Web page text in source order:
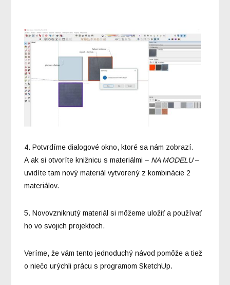
4. Potvrdíme dialogové okno, ktoré sa nám zobrazí.
A ak si otvoríte knižnicu s materiálmi – NA MODELU–
uvidíte tam nový materiál vytvorený z kombinácie 2
materiálov.
5. Novovzniknutý materiál si môžeme uložiť a používať
ho vo svojich projektoch.
Veríme, že vám tento jednoduchý návod pomôže a tiež
o niečo urýchli prácu s programom SketchUp.